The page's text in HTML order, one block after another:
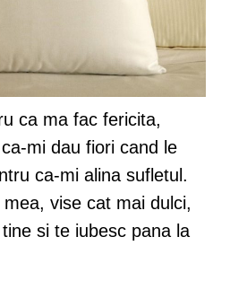
ca ma fac fericita,
mi dau fiori cand le
ca-mi alina sufletul.
vise cat mai dulci,
si te iubesc pana la